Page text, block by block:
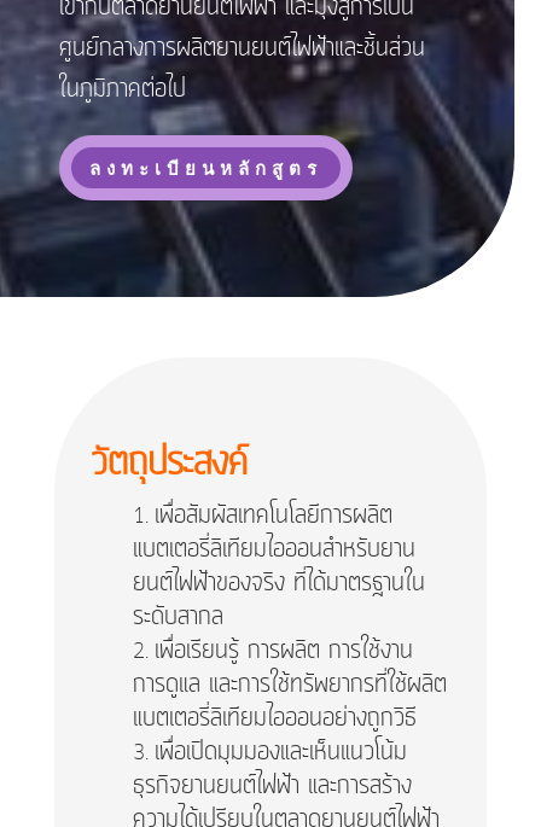
ศูนย์กลางการผลิตยานยนต์ไฟฟ้าและชิ้นส่วน
ในภูมิภาคต่อไป
ลงทะเบียนหลักสูตร
วัตถุประสงค์
เพื่อสัมผัสเทคโนโลยีการผลิต
แบตเตอรี่ลิเทียมไอออนสำหรับยาน
ยนต์ไฟฟ้าของจริง ที่ได้มาตรฐานใน
ระดับสากล
เพื่อเรียนรู้ การผลิต การใช้งาน
การดูแล และการใช้ทรัพยากรที่ใช้ผลิต
แบตเตอรี่ลิเทียมไอออนอย่างถูกวิธี
เพื่อเปิดมุมมองและเห็นแนวโน้ม
ธุรกิจยานยนต์ไฟฟ้า และการสร้าง